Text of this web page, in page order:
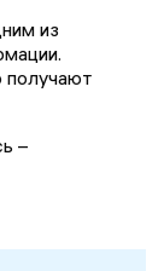
из
получают
–